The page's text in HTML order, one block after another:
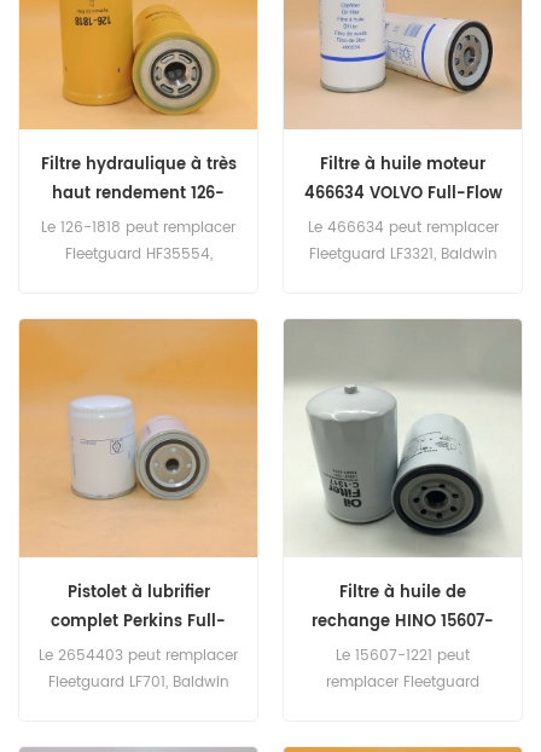
pièce: Filtre à huile Marque:
Fleetguard
Filtre hydraulique à très
haut rendement 126-
1818, 1261818
Le 126-1818 peut remplacer
Fleetguard HF35554,
254353A1. Nom de la pièce:
de pièce: 126-1818, 1261818
Marque: Caterpillar
Filtre à huile moteur
466634 VOLVO Full-Flow
Lube Spin-on
Le 466634 peut remplacer
Fleetguard LF3321, Baldwin
huile Numéro de pièce:
466634 Marque: VOLVO
Pistolet à lubrifier
complet Perkins Full-
Flow 2654403
Le 2654403 peut remplacer
Fleetguard LF701, Baldwin
Filtre à huile de
rechange HINO 15607-
1221, 15607-2210
Le 15607-1221 peut
remplacer Fleetguard